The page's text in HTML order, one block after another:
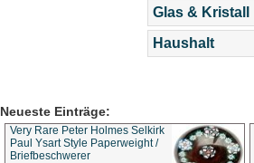
Glas & Kristall
Haushalt
Neueste Einträge:
Very Rare Peter Holmes Selkirk
Paul Ysart Style Paperweight /
Briefbeschwerer